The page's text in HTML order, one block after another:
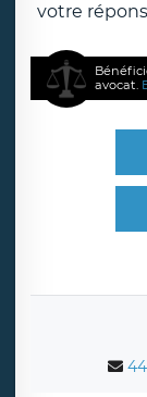
votre
avocat.